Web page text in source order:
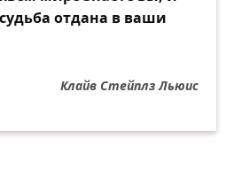
отдана в ваши
Клайв Стейплз Льюис